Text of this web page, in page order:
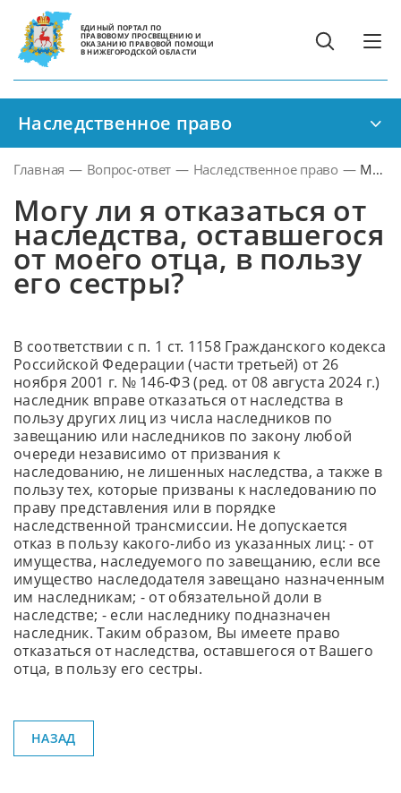
ЕДИНЫЙ ПОРТАЛ ПО
ПРАВОВОМУ ПРОСВЕЩЕНИЮ И
ОКАЗАНИЮ ПРАВОВОЙ ПОМОЩИ
В НИЖЕГОРОДСКОЙ ОБЛАСТИ
Наследственное право
Главная — Вопрос-ответ — Наследственное право — Могу
от
в
его
Могу ли я отказаться от
наследства, оставшегося
от моего отца, в пользу
его сестры?
В соответствии с п. 1 ст. 1158 Гражданского кодекса
Российской Федерации (части третьей) от 26
ноября 2001 г. № 146-ФЗ (ред. от 08 августа 2024 г.)
наследник вправе отказаться от наследства в
пользу других лиц из числа наследников по
завещанию или наследников по закону любой
очереди независимо от призвания к
наследованию, не лишенных наследства, а также в
пользу тех, которые призваны к наследованию по
праву представления или в порядке
наследственной трансмиссии. Не допускается
отказ в пользу какого-либо из указанных лиц: - от
имущества, наследуемого по завещанию, если все
имущество наследодателя завещано назначенным
им наследникам; - от обязательной доли в
наследстве; - если наследнику подназначен
наследник. Таким образом, Вы имеете право
отказаться от наследства, оставшегося от Вашего
отца, в пользу его сестры.
НАЗАД